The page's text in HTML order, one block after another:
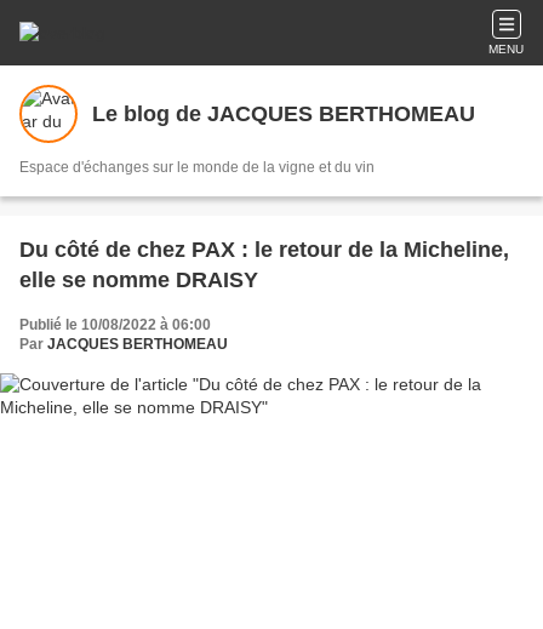
MENU
Le blog de JACQUES BERTHOMEAU
Espace d'échanges sur le monde de la vigne et du vin
Du côté de chez PAX : le retour de la Micheline,
elle se nomme DRAISY
Publié le 10/08/2022 à 06:00
Par JACQUES BERTHOMEAU